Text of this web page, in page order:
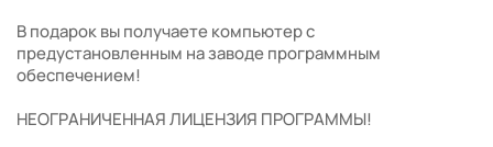
В подарок вы получаете компьютер с
предустановленным на заводе программным
обеспечением!
НЕОГРАНИЧЕННАЯ ЛИЦЕНЗИЯ ПРОГРАММЫ!